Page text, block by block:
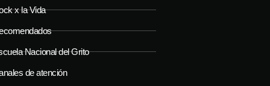
x la Vida
Nacional del Grito
de atención